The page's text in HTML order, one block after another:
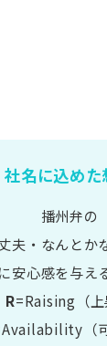
社名に込めた
播州弁の
夫・なんとか
安心感を​与え
R=Raising（上
（可